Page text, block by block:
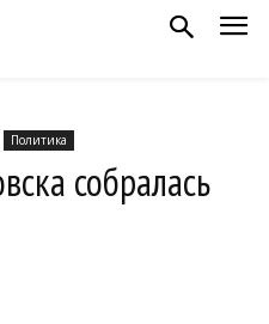
Политика
собралась